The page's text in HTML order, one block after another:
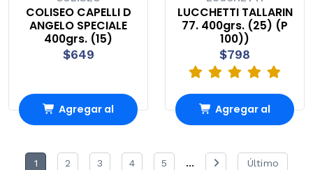
COLISEO CAPELLI D
ANGELO SPECIALE
400grs. (15)
$649
Agregar al
LUCCHETTI TALLARIN
77. 400grs. (25) (P
100))
$798
Agregar al
1 2 3 4 5 ... Último